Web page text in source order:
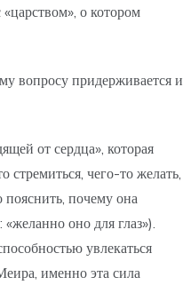
о котором
вопросу придерживается и
от сердца», которая
стремиться, чего-то желать,
почему она
«желанно оно для глаз»).
увлекаться
именно эта сила